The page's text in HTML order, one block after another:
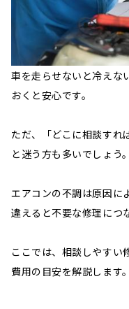
車を走らせないと冷えな
おくと安心です。
ただ、「どこに相談すれ
と迷う方も多いでしょう。
エアコンの不調は原因に
違えると不要な修理につ
ここでは、相談しやすい
費用の目安を解説します。